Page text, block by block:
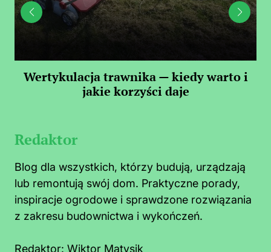
Wertykulacja trawnika — kiedy warto i
jakie korzyści daje
Redaktor
Blog dla wszystkich, którzy budują, urządzają
lub remontują swój dom. Praktyczne porady,
inspiracje ogrodowe i sprawdzone rozwiązania
z zakresu budownictwa i wykończeń.
Redaktor: Wiktor Matysik